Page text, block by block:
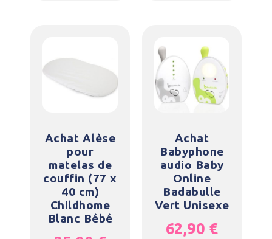
Achat Alèse
pour
matelas de
couffin (77 x
40 cm)
Childhome
Blanc Bébé
Achat
Babyphone
audio Baby
Online
Badabulle
Vert Unisexe
62,90 €